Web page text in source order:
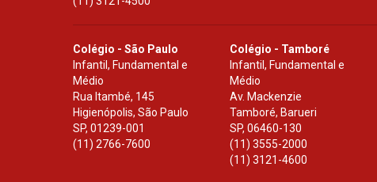
Colégio - São Paulo
Infantil, Fundamental e
Médio
Rua Itambé, 145
Higienópolis, São Paulo
SP, 01239-001
(11) 2766-7600
Colégio - Tamboré
Infantil, Fundamental e
Médio
Av. Mackenzie
Tamboré, Barueri
SP,06460-130
(11) 3555-2000
(11) 3121-4600